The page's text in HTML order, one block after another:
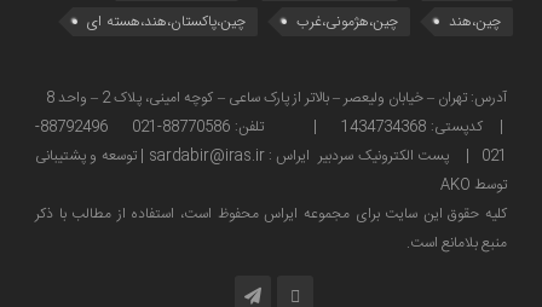
چین،هند
چین،هژمونی،غرب چین،پاکستان،هند،هسته ای
| کدپستی: 1434734368 | تلفن: 88770586-021 88792496-
021 | پست الکترونیک سردبیر ایراس : sardabir@iras.ir |
توسعه و پشتیبانی
توسط AKO
كليه حقوق این سایت برای مجموعه ایراس محفوظ است، استفاده از مطالب با ذكر
منبع بلامانع است.